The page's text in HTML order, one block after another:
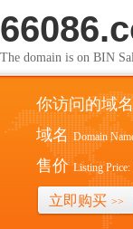
The domain is on BIN
你访问的域
域名 Domain
售价 Listing Price:
立即购买 >>